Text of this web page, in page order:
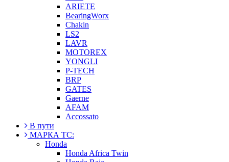
ARIETE
BearingWorx
Chakin
LS2
LAVR
MOTOREX
YONGLI
P-TECH
BRP
GATES
Gaerne
AFAM
Accossato
В пути
МАРКА ТС:
Honda
Honda Africa Twin